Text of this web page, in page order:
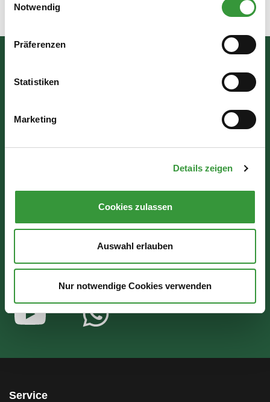
Notwendig
Präferenzen
Statistiken
Marketing
Details zeigen
Cookies zulassen
Auswahl erlauben
Nur notwendige Cookies verwenden
Zuletzt aktualisiert am: 22.07.2026
Service
86150 Augsburg
Wir sind für Sie da:
Fr: 07:30 - 12:00 Uhr